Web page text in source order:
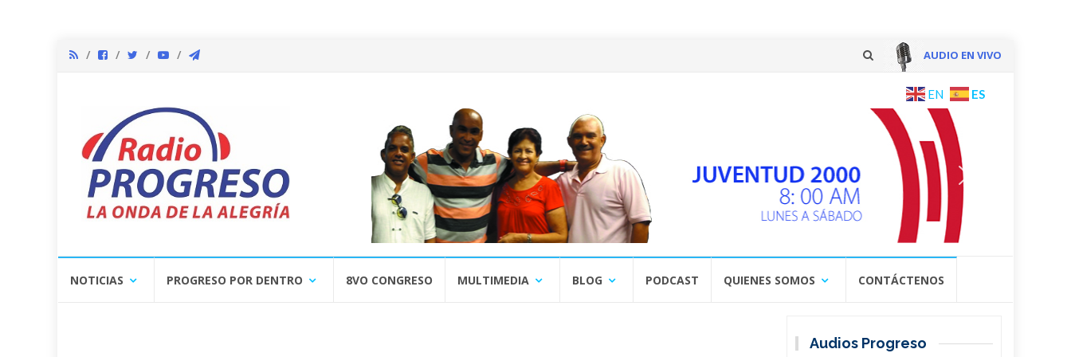
AUDIO EN VIVO
content
EN ES
NOTICIAS PROGRESO POR DENTRO 8VO CONGRESO MULTIMEDIA BLOG PODCAST QUIENES SOMOS CONTÁCTENOS
Audios Progreso